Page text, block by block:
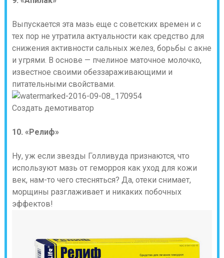
Выпускается эта мазь еще с советских времен и с
тех пор не утратила актуальности как средство для
снижения активности сальных желез, борьбы с акне
и угрями. В основе — пчелиное маточное молочко,
известное своими обеззараживающими и
питательными свойствами.
Создать демотиватор
10. «Релиф»
Ну, уж если звезды Голливуда признаются, что
используют мазь от геморроя как уход для кожи
век, нам-то чего стесняться? Да, отеки снимает,
морщины разглаживает и никаких побочных
эффектов!